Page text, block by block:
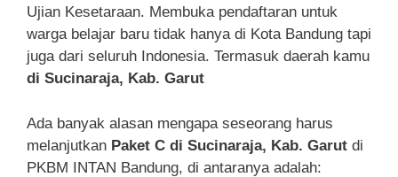
Ujian Kesetaraan. Membuka pendaftaran untuk
warga belajar baru tidak hanya di Kota Bandung tapi
juga dari seluruh Indonesia. Termasuk daerah kamu
di Sucinaraja, Kab. Garut
Ada banyak alasan mengapa seseorang harus
melanjutkan Paket C di Sucinaraja, Kab. Garut di
PKBM INTAN Bandung, di antaranya adalah: